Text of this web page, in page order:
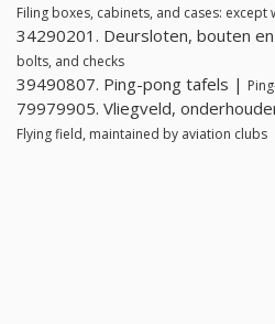
Filing boxes, cabinets, and cases: except
34290201. Deursloten, bouten
bolts, and checks
39490807. Ping-pong tafels |
79979905. Vliegveld,
Flying field, maintained by aviation clubs